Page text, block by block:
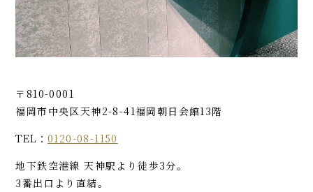
〒810-0001
福岡市中央区天神2-8-41 福岡朝日会館13階
TEL： 0120-08-1150
地下鉄空港線 天神駅より徒歩3分。
3番出口より直結。